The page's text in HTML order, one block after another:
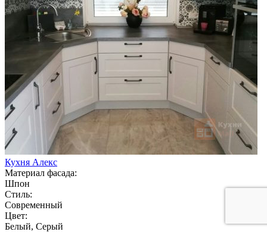
Кухня Алекс
Материал фасада:
Шпон
Стиль:
Современный
Цвет:
Белый, Серый